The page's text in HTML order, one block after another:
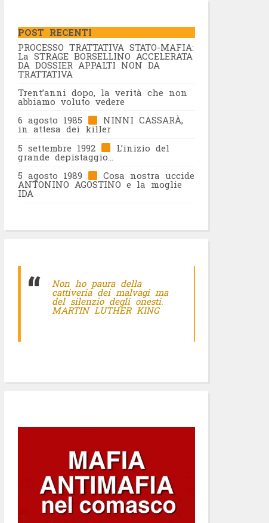
POST RECENTI
PROCESSO TRATTATIVA STATO-MAFIA:
La STRAGE BORSELLINO ACCELERATA
DA DOSSIER APPALTI NON DA
TRATTATIVA
Trent’anni dopo, la verità che non
abbiamo voluto vedere
6 agosto 1985
NINNI CASSARÀ,
in attesa dei killer
5 settembre 1992
L’inizio del
grande depistaggio…
5 agosto 1989
Cosa nostra uccide
ANTONINO AGOSTINO e la moglie
IDA
Non ho paura della
cattiveria dei malvagi ma
del silenzio degli onesti.
MARTIN LUTHER KING